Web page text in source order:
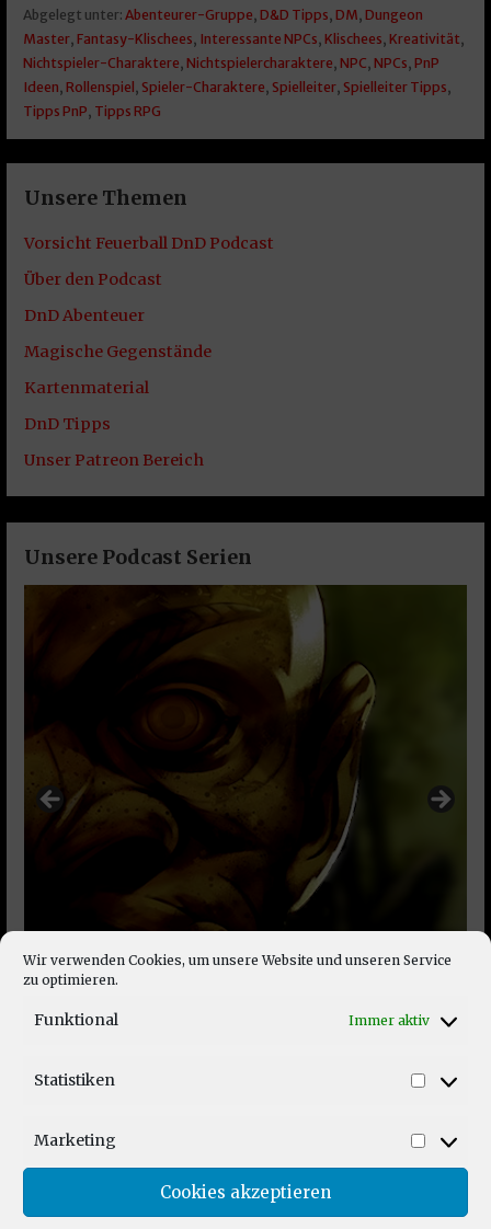
Wir verwenden Cookies, um unsere Website und unseren Service
zu optimieren.
Funktional Immer aktiv
Statistiken
Marketing
Cookies akzeptieren
Abgelegt unter: Abenteurer-Gruppe D&D Tipps DM Dungeon
Master, Fantasy-Klischees Interessante NPCs Klischees Kreativität
Nichtspieler-Charaktere Nichtspielercharaktere NPC NPCs PnP
Ideen Rollenspiel Spieler-Charaktere Spielleiter, Spielleiter Tipps
Tipps PnP Tipps RPG
Unsere Themen
Vorsicht Feuerball DnD Podcast
Über den Podcast
DnD Abenteuer
Magische Gegenstände
Kartenmaterial
DnD Tipps
Unser Patreon Bereich
Unsere Podcast Serien